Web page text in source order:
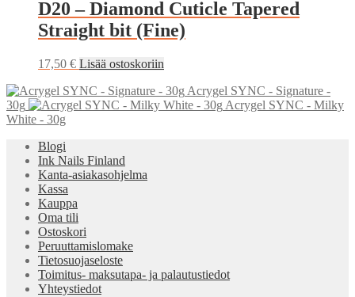
D20 – Diamond Cuticle Tapered
Straight bit (Fine)
17,50 € Lisää ostoskoriin
Acrygel SYNC - Signature -
30g
Acrygel SYNC - Milky
White - 30g
Blogi
Ink Nails Finland
Kanta-asiakasohjelma
Kassa
Kauppa
Oma tili
Ostoskori
Peruuttamislomake
Tietosuojaseloste
Toimitus- maksutapa- ja palautustiedot
Yhteystiedot